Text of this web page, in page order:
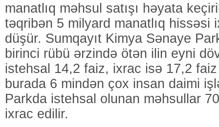
manatlıq məhsul satışı həyata
təqribən 5 milyard manatlıq hissəsi
düşür. Sumqayıt Kimya Sənaye
birinci rübü ərzində ötən ilin eyni
istehsal 14,2 faiz, ixrac isə 17,2 faiz
burada 6 mindən çox insan daimi
Parkda istehsal olunan məhsullar
ixrac edilir.